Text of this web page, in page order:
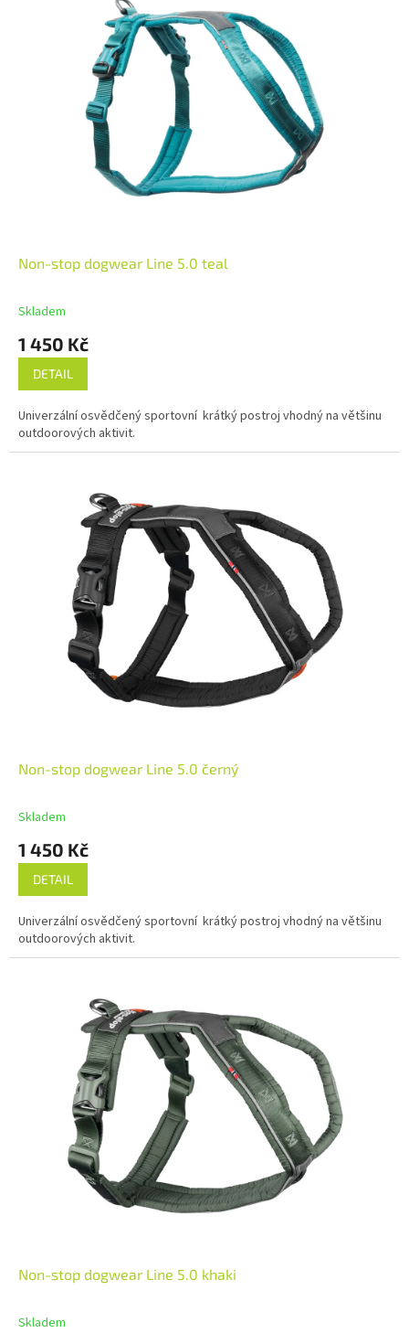
Non-stop dogwear Line 5.0 teal
Skladem
1 450 Kč
DETAIL
Univerzální osvědčený sportovní krátký postroj vhodný na většinu
outdoorových aktivit.
Non-stop dogwear Line 5.0 černý
Skladem
1 450 Kč
DETAIL
Univerzální osvědčený sportovní krátký postroj vhodný na většinu
outdoorových aktivit.
Non-stop dogwear Line 5.0 khaki
Skladem